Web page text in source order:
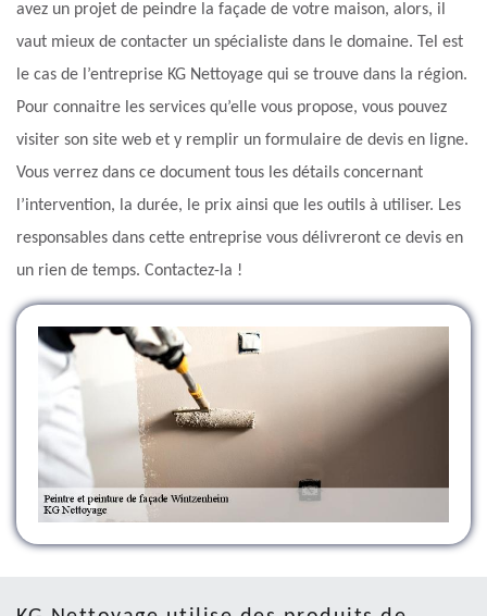
avez un projet de peindre la façade de votre maison, alors, il
vaut mieux de contacter un spécialiste dans le domaine. Tel est
le cas de l’entreprise KG Nettoyage qui se trouve dans la région.
Pour connaitre les services qu’elle vous propose, vous pouvez
visiter son site web et y remplir un formulaire de devis en ligne.
Vous verrez dans ce document tous les détails concernant
l’intervention, la durée, le prix ainsi que les outils à utiliser. Les
responsables dans cette entreprise vous délivreront ce devis en
un rien de temps. Contactez-la !